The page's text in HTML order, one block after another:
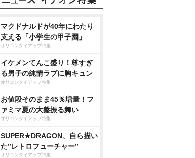
マクドナルドが40年にわたり
支える「小学生の甲子園」
オリコンタイアップ特集
イケメンてんこ盛り！尊すぎ
る男子の純情ラブに胸キュン
オリコンタイアップ特集
お値段そのまま45％増量！フ
ァミマ夏の大盤振る舞い
オリコンタイアップ特集
SUPER★DRAGON、自ら描い
た”レトロフューチャー”
オリコンタイアップ特集